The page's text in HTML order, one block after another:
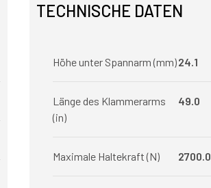
TECHNISCHE DATEN
Höhe unter Spannarm (mm)24.1
Länge des Klammerarms
(in)
49.0
Maximale Haltekraft (N) 2700.0